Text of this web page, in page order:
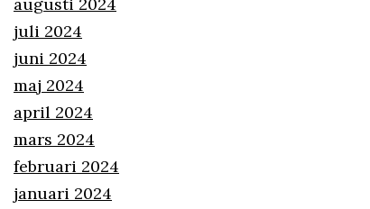
augusti 2024
juli 2024
juni 2024
maj 2024
april 2024
mars 2024
februari 2024
januari 2024